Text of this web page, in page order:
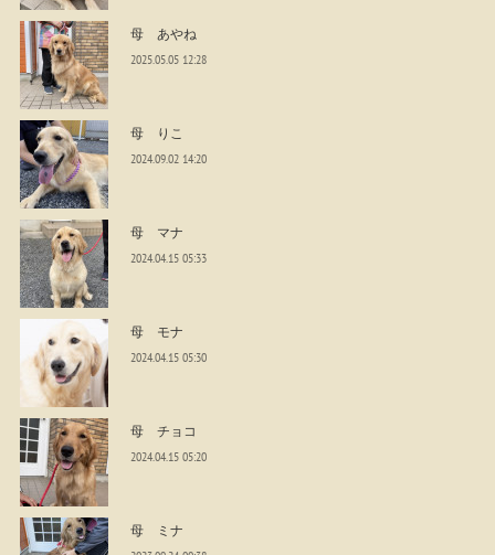
母 あやね
2025.05.05 12:28
母 りこ
2024.09.02 14:20
母 マナ
2024.04.15 05:33
母 モナ
2024.04.15 05:30
母 チョコ
2024.04.15 05:20
母 ミナ